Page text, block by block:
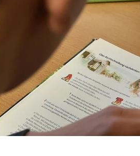
fragen & hilfe
unterstützen
abo
genossenschaft